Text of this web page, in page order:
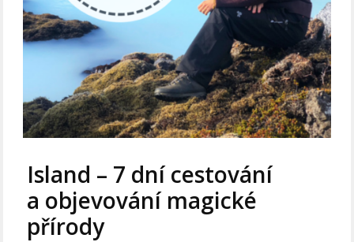
Island – 7 dní cestování
a objevování magické
přírody